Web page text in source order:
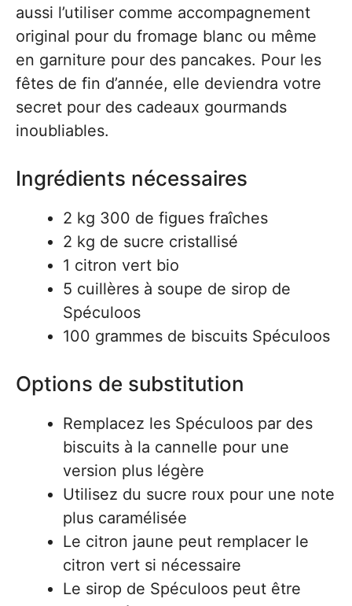
aussi l’utiliser comme accompagnement
original pour du fromage blanc ou même
en garniture pour des pancakes. Pour les
fêtes de fin d’année, elle deviendra votre
secret pour des cadeaux gourmands
inoubliables.
Ingrédients nécessaires
2 kg 300 de figues fraîches
2 kg de sucre cristallisé
1 citron vert bio
5 cuillères à soupe de sirop de
Spéculoos
100 grammes de biscuits Spéculoos
Options de substitution
Remplacez les Spéculoos par des
biscuits à la cannelle pour une
version plus légère
Utilisez du sucre roux pour une note
plus caramélisée
Le citron jaune peut remplacer le
citron vert si nécessaire
Le sirop de Spéculoos peut être